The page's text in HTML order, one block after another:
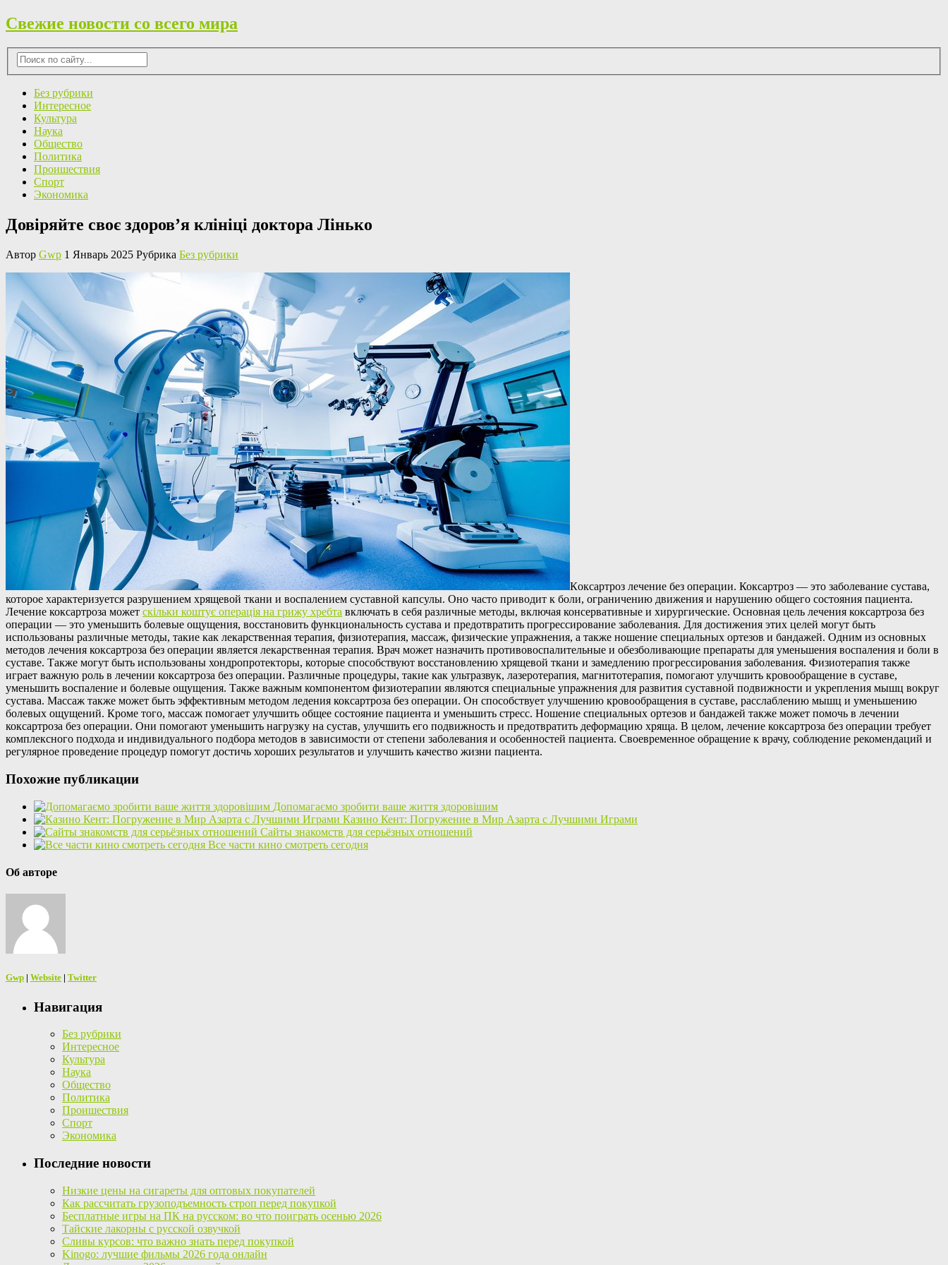
Свежие новости со всего мира
Без рубрики
Интересное
Культура
Наука
Общество
Политика
Проишествия
Спорт
Экономика
Довіряйте своє здоров’я клініці доктора Лінько
Автор Gwp 1 Январь 2025 Рубрика Без рубрики
Кoксaртрoз лeчeниe бeз операции. Коксартроз — это заболевание сустава,
которое характеризуется разрушением хрящевой ткани и воспалением суставной капсулы. Оно часто приводит к боли, ограничению движения и нарушению общего состояния пациента.
Лечение коксартроза может скільки коштує операція на грижу хребта включать в себя различные методы, включая консервативные и хирургические. Основная цель лечения коксартроза без
операции — это уменьшить болевые ощущения, восстановить функциональность сустава и предотвратить прогрессирование заболевания. Для достижения этих целей могут быть
использованы различные методы, такие как лекарственная терапия, физиотерапия, массаж, физические упражнения, а также ношение специальных ортезов и бандажей. Одним из основных
методов лечения коксартроза без операции является лекарственная терапия. Врач может назначить противовоспалительные и обезболивающие препараты для уменьшения воспаления и боли в
суставе. Также могут быть использованы хондропротекторы, которые способствуют восстановлению хрящевой ткани и замедлению прогрессирования заболевания. Физиотерапия также
играет важную роль в лечении коксартроза без операции. Различные процедуры, такие как ультразвук, лазеротерапия, магнитотерапия, помогают улучшить кровообращение в суставе,
уменьшить воспаление и болевые ощущения. Также важным компонентом физиотерапии являются специальные упражнения для развития суставной подвижности и укрепления мышц вокруг
сустава. Массаж также может быть эффективным методом ледения коксартроза без операции. Он способствует улучшению кровообращения в суставе, расслаблению мышц и уменьшению
болевых ощущений. Кроме того, массаж помогает улучшить общее состояние пациента и уменьшить стресс. Ношение специальных ортезов и бандажей также может помочь в лечении
коксартроза без операции. Они помогают уменьшить нагрузку на сустав, улучшить его подвижность и предотвратить деформацию хряща. В целом, лечение коксартроза без операции требует
комплексного подхода и индивидуального подбора методов в зависимости от степени заболевания и особенностей пациента. Своевременное обращение к врачу, соблюдение рекомендаций и
регулярное проведение процедур помогут достичь хороших результатов и улучшить качество жизни пациента.
Похожие публикации
Допомагаємо зробити ваше життя здоровішим
Казино Кент: Погружение в Мир Азарта с Лучшими Играми
Сайты знакомств для серьёзных отношений
Все части кино смотреть сегодня
Об авторе
Gwp | Website | Twitter
Навигация
Без рубрики
Интересное
Культура
Наука
Общество
Политика
Проишествия
Спорт
Экономика
Последние новости
Низкие цены на сигареты для оптовых покупателей
Как рассчитать грузоподъемность строп перед покупкой
Бесплатные игры на ПК на русском: во что поиграть осенью 2026
Тайские лакорны с русской озвучкой
Сливы курсов: что важно знать перед покупкой
Kinogo: лучшие фильмы 2026 года онлайн